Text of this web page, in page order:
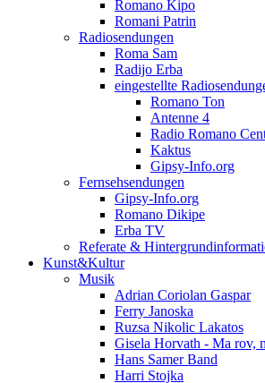
Romano Kipo
Romani Patrin
Radiosendungen
Roma Sam
Radijo Erba
eingestellte
Romano Ton
Antenne 4
Radio Romano
Kaktus
Gipsy-Info.org
Fernsehsendungen
Gipsy-Info.org
Romano Dikipe
Erba TV
Referate &
Kunst&Kultur
Musik
Adrian Coriolan Gaspar
Ferry Janoska
Ruzsa Nikolic Lakatos
Gisela Horvath - Ma rov,
Hans Samer Band
Harri Stojka